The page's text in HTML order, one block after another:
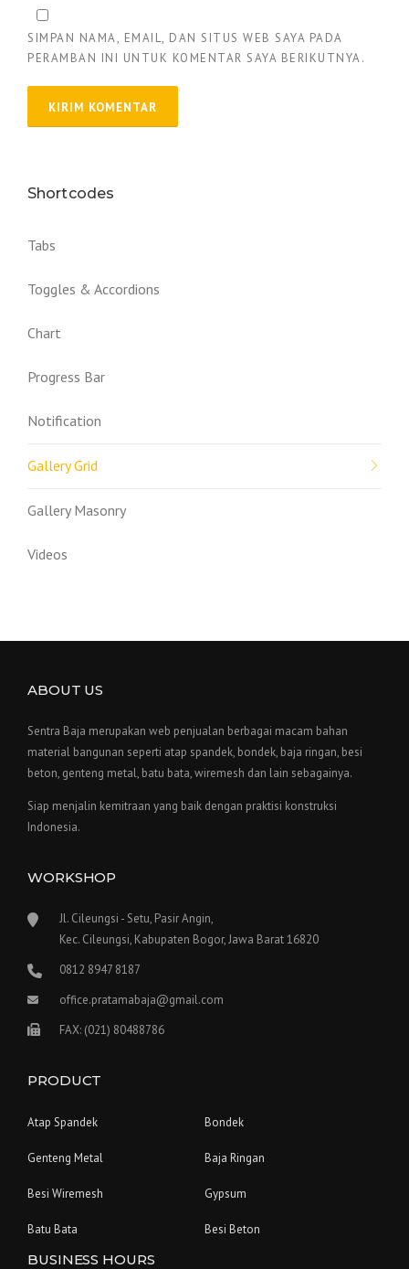
SIMPAN NAMA, EMAIL, DAN SITUS WEB SAYA PADA
PERAMBAN INI UNTUK KOMENTAR SAYA BERIKUTNYA.
Shortcodes
Tabs
Toggles & Accordions
Chart
Progress Bar
Notification
Gallery Grid
Gallery Masonry
Videos
ABOUT US
Sentra Baja merupakan web penjualan berbagai macam bahan
material bangunan seperti atap spandek, bondek, baja ringan, besi
beton, genteng metal, batu bata, wiremesh dan lain sebagainya.
Siap menjalin kemitraan yang baik dengan praktisi konstruksi
Indonesia.
WORKSHOP
Jl. Cileungsi - Setu, Pasir Angin,
Kec. Cileungsi, Kabupaten Bogor, Jawa Barat 16820
0812 8947 8187
office.pratamabaja@gmail.com
FAX: (021) 80488786
PRODUCT
Atap Spandek Bondek
Genteng Metal Baja Ringan
Besi Wiremesh Gypsum
Batu Bata Besi Beton
BUSINESS HOURS